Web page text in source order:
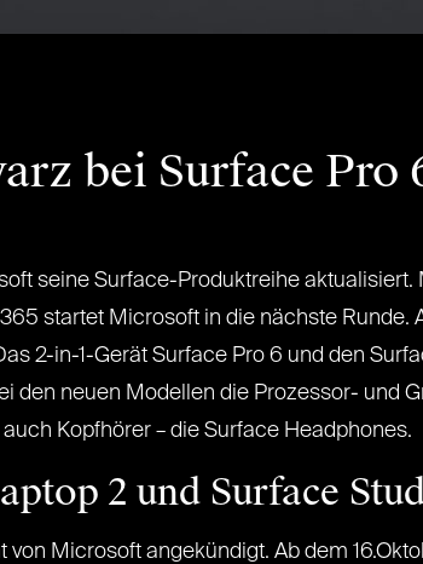
bei Surface Pro
seine Surface-Produktreihe aktualisiert.
startet Microsoft in die nächste Runde.
2-in-1-Gerät Surface Pro 6 und den
den neuen Modellen die Prozessor- und
Kopfhörer – die Surface Headphones.
2 und Surface
Microsoft angekündigt. Ab dem